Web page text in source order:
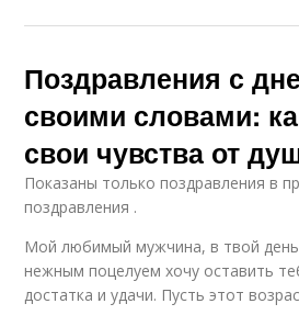
Поздравления с
своими словами:
свои чувства от
Показаны только поздравления в
поздравления .
Мой любимый мужчина, в твой
нежным поцелуем хочу оставить
достатка и удачи. Пусть этот